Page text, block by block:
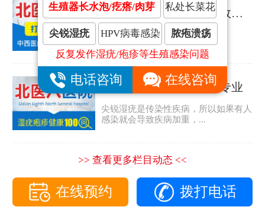
大连治疗尖锐湿疣哪里效果好
大连治疗尖锐湿疣哪里效果好
大连哪家尖锐湿疣医院专业
尖锐湿疣是传染性疾病，所以如果有人
感染就会导致疾病加重，...
>> 查看更多栏目动态 <<
在线预约 拨打电话
生殖器长水泡/疙瘩/肉芽 私处长菜花
尖锐湿疣 HPV病毒感染
脓疱溃疡
反复发作湿疣/疱疹等生殖感染问题
电话咨询 在线咨询